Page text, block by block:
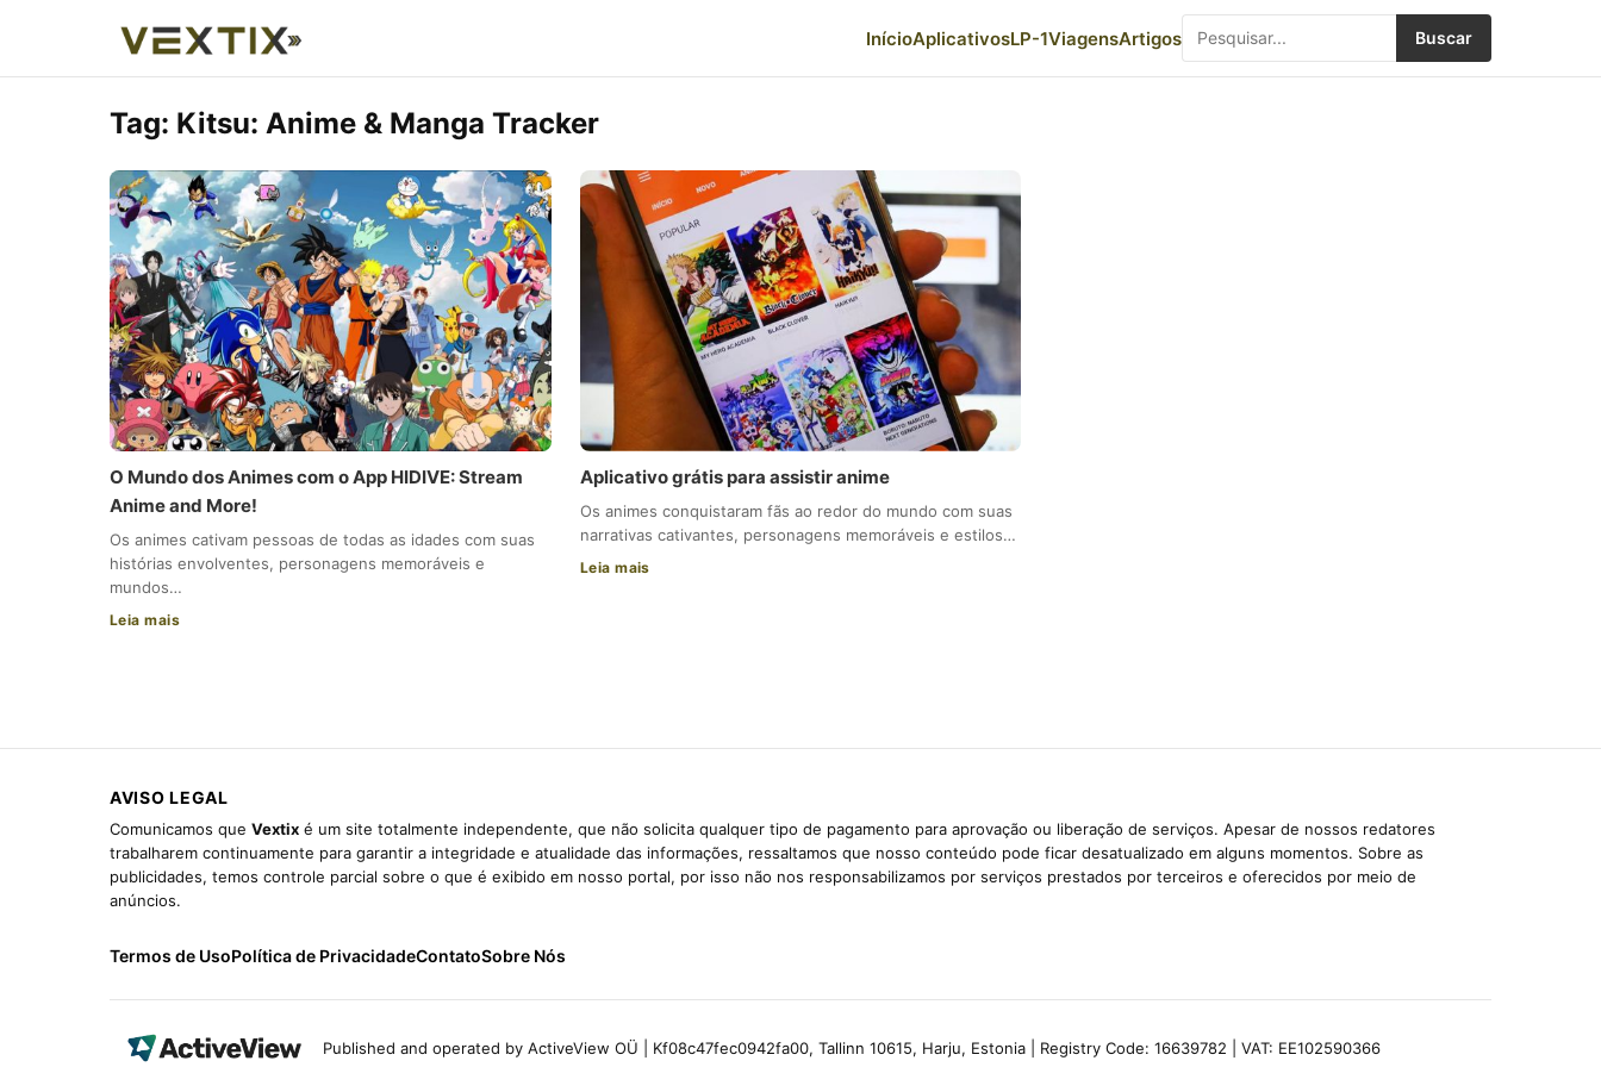
InícioAplicativosLP-1ViagensArtigos Buscar
Tag: Kitsu: Anime & Manga Tracker
O Mundo dos Animes com o App HIDIVE: Stream
Anime and More!
Os animes cativam pessoas de todas as idades com suas
histórias envolventes, personagens memoráveis e
mundos…
Leia mais
Aplicativo grátis para assistir anime
Os animes conquistaram fãs ao redor do mundo com suas
narrativas cativantes, personagens memoráveis e estilos…
Leia mais
AVISO LEGAL
Comunicamos que Vextix é um site totalmente independente, que não solicita qualquer tipo de pagamento para aprovação ou liberação de serviços. Apesar de nossos redatores
trabalharem continuamente para garantir a integridade e atualidade das informações, ressaltamos que nosso conteúdo pode ficar desatualizado em alguns momentos. Sobre as
publicidades, temos controle parcial sobre o que é exibido em nosso portal, por isso não nos responsabilizamos por serviços prestados por terceiros e oferecidos por meio de
anúncios.
Termos de UsoPolítica de PrivacidadeContatoSobre Nós
Published and operated by ActiveView OÜ | Kf08c47fec0942fa00, Tallinn 10615, Harju, Estonia | Registry Code: 16639782 | VAT: EE102590366